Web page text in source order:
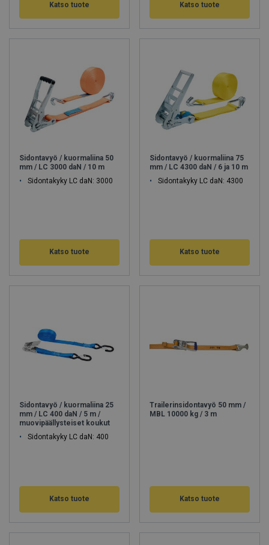
Katso tuote Katso tuote
Sidontavyö / kuormaliina 50
mm / LC 3000 daN / 10 m
Sidontakyky LC daN: 3000
Katso tuote
Sidontavyö / kuormaliina 75
mm / LC 4300 daN / 6 ja 10 m
Sidontakyky LC daN: 4300
Katso tuote
Sidontavyö / kuormaliina 25
mm / LC 400 daN / 5 m /
muovipäällysteiset koukut
Sidontakyky LC daN: 400
Katso tuote
Trailerinsidontavyö 50 mm /
MBL 10000 kg / 3 m
Katso tuote